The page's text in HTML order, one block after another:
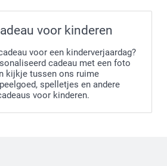
voor kinderen
voor een kinderverjaardag?
cadeau met een foto
kijkje tussen ons ruime
spelletjes en andere
voor kinderen.